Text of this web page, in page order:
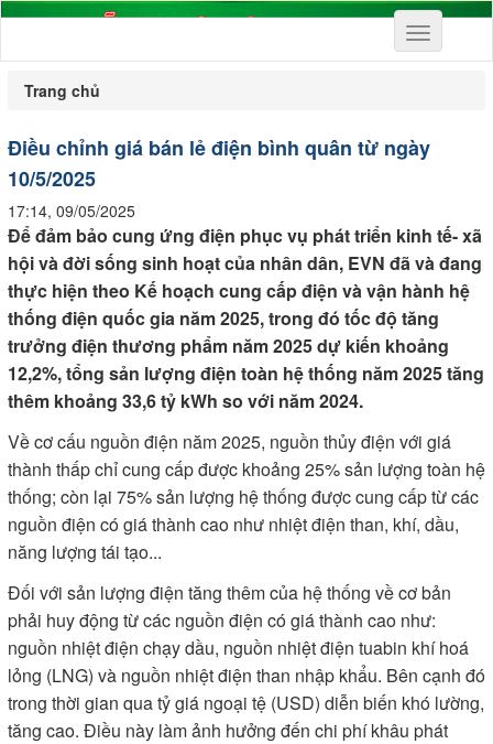
Toggle
navigation
Trang chủ
Điều chỉnh giá bán lẻ điện bình quân từ ngày
10/5/2025
17:14, 09/05/2025
Để đảm bảo cung ứng điện phục vụ phát triển kinh tế- xã
hội và đời sống sinh hoạt của nhân dân, EVN đã và đang
thực hiện theo Kế hoạch cung cấp điện và vận hành hệ
thống điện quốc gia năm 2025, trong đó tốc độ tăng
trưởng điện thương phẩm năm 2025 dự kiến khoảng
12,2%, tổng sản lượng điện toàn hệ thống năm 2025 tăng
thêm khoảng 33,6 tỷ kWh so với năm 2024.
Về cơ cấu nguồn điện năm 2025, nguồn thủy điện với giá
thành thấp chỉ cung cấp được khoảng 25% sản lượng toàn hệ
thống; còn lại 75% sản lượng hệ thống được cung cấp từ các
nguồn điện có giá thành cao như nhiệt điện than, khí, dầu,
năng lượng tái tạo...
Đối với sản lượng điện tăng thêm của hệ thống về cơ bản
phải huy động từ các nguồn điện có giá thành cao như:
nguồn nhiệt điện chạy dầu, nguồn nhiệt điện tuabin khí hoá
lỏng (LNG) và nguồn nhiệt điện than nhập khẩu. Bên cạnh đó
trong thời gian qua tỷ giá ngoại tệ (USD) diễn biến khó lường,
tăng cao. Điều này làm ảnh hưởng đến chi phí khâu phát